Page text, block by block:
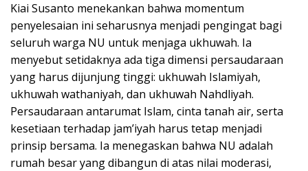
Kiai Susanto menekankan bahwa momentum
penyelesaian ini seharusnya menjadi pengingat bagi
seluruh warga NU untuk menjaga ukhuwah. Ia
menyebut setidaknya ada tiga dimensi persaudaraan
yang harus dijunjung tinggi: ukhuwah Islamiyah,
ukhuwah wathaniyah, dan ukhuwah Nahdliyah.
Persaudaraan antarumat Islam, cinta tanah air, serta
kesetiaan terhadap jam’iyah harus tetap menjadi
prinsip bersama. Ia menegaskan bahwa NU adalah
rumah besar yang dibangun di atas nilai moderasi,